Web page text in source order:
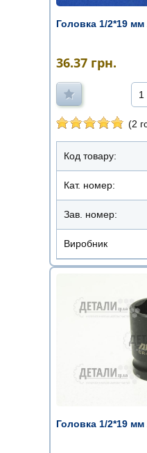
Головка 1/2*19 мм
36.37 грн.
1
(2
Код товару:
Кат. номер:
Зав. номер:
Виробник
Головка 1/2*19